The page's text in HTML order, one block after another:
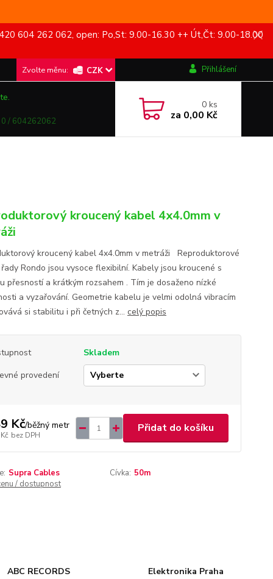
604 262 062, open: Po,St: 9.00-16.30 ++ Út,Čt: 9.00-18.00
CZK Přihlášení
/ 604262062
0ks
za 0,00 Kč
kroucený kabel 4x4.0mm v
kroucený kabel 4x4.0mm v metráži Reproduktorové
Rondo jsou vysoce flexibilní. Kabely jsou kroucené s
přesností a krátkým rozsahem . Tím je dosaženo nízké
a vyzařování. Geometrie kabelu je velmi odolná vibracím
si stabilitu i při četných z... celý popis
Skladem
provedení
Kč/běžný metr
bez DPH
Přidat do košíku
Supra Cables Cívka: 50m
/ dostupnost
ABC RECORDS
Elektronika Praha